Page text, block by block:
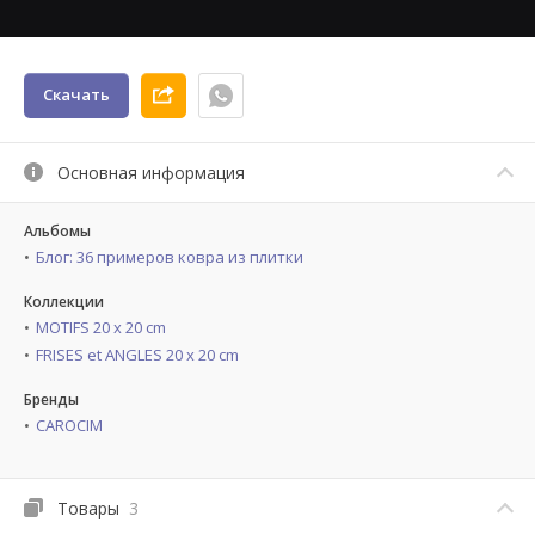
Скачать
Основная информация
Альбомы
Блог: 36 примеров ковра из плитки
Коллекции
MOTIFS 20 x 20 cm
FRISES et ANGLES 20 x 20 cm
Бренды
CAROCIM
Товары 3